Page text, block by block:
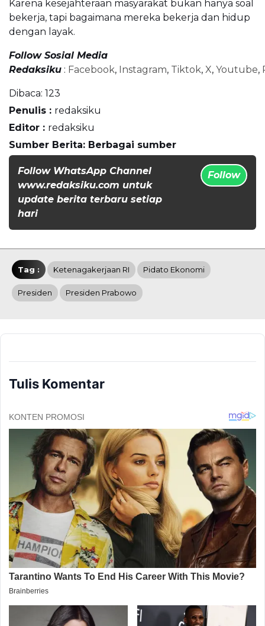
Karena kesejahteraan masyarakat bukan hanya soal
bekerja, tapi bagaimana mereka bekerja dan hidup
dengan layak.
Follow Sosial Media
Redaksiku : Facebook, Instagram, Tiktok, X, Youtube,
Dibaca: 123
Penulis : redaksiku
Editor : redaksiku
Sumber Berita: Berbagai sumber
Follow WhatsApp Channel
www.redaksiku.com untuk
update berita terbaru setiap
hari
Follow
Tag : Ketenagakerjaan RI Pidato Ekonomi
Presiden Presiden Prabowo
Tulis Komentar